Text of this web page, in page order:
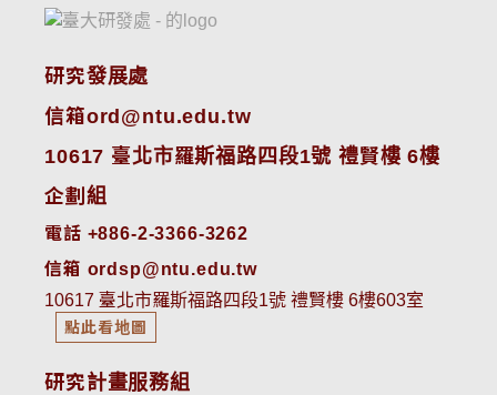
研究發展處
信箱ord@ntu.edu.tw
10617 臺北市羅斯福路四段1號 禮賢樓 6樓
企劃組
電話 +886-2-3366-3262
信箱 ordsp@ntu.edu.tw
10617 臺北市羅斯福路四段1號 禮賢樓 6樓603室
點此看地圖
研究計畫服務組